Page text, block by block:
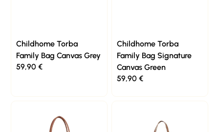
Childhome Torba
Family Bag Canvas Grey
59,90€
Childhome Torba
Family Bag Signature
Canvas Green
59,90 €